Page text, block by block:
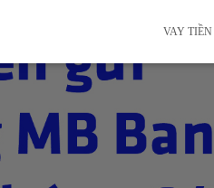
VAY